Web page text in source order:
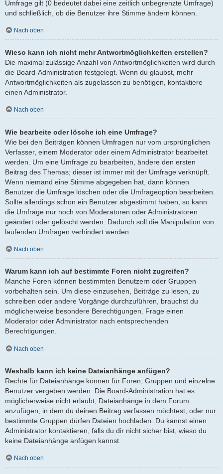
Umfrage gilt (0 bedeutet dabei eine zeitlich unbegrenzte Umfrage)
und schließlich, ob die Benutzer ihre Stimme ändern können.
Nach oben
Wieso kann ich nicht mehr Antwortmöglichkeiten erstellen?
Die maximal zulässige Anzahl von Antwortmöglichkeiten wird durch
die Board-Administration festgelegt. Wenn du glaubst, mehr
Antwortmöglichkeiten als zugelassen zu benötigen, kontaktiere
einen Administrator.
Nach oben
Wie bearbeite oder lösche ich eine Umfrage?
Wie bei den Beiträgen können Umfragen nur vom ursprünglichen
Verfasser, einem Moderator oder einem Administrator bearbeitet
werden. Um eine Umfrage zu bearbeiten, ändere den ersten
Beitrag des Themas; dieser ist immer mit der Umfrage verknüpft.
Wenn niemand eine Stimme abgegeben hat, dann können
Benutzer die Umfrage löschen oder die Umfrageoption bearbeiten.
Sollte allerdings schon ein Benutzer abgestimmt haben, so kann
die Umfrage nur noch von Moderatoren oder Administratoren
geändert oder gelöscht werden. Dadurch soll die Manipulation von
laufenden Umfragen verhindert werden.
Nach oben
Warum kann ich auf bestimmte Foren nicht zugreifen?
Manche Foren können bestimmten Benutzern oder Gruppen
vorbehalten sein. Um diese einzusehen, Beiträge zu lesen, zu
schreiben oder andere Vorgänge durchzuführen, brauchst du
möglicherweise besondere Berechtigungen. Frage einen
Moderator oder Administrator nach entsprechenden
Berechtigungen.
Nach oben
Weshalb kann ich keine Dateianhänge anfügen?
Rechte für Dateianhänge können für Foren, Gruppen und einzelne
Benutzer vergeben werden. Die Board-Administration hat es
möglicherweise nicht erlaubt, Dateianhänge in dem Forum
anzufügen, in dem du deinen Beitrag verfassen möchtest, oder nur
bestimmte Gruppen dürfen Dateien hochladen. Du kannst einen
Administrator kontaktieren, falls du dir nicht sicher bist, wieso du
keine Dateianhänge anfügen kannst.
Nach oben